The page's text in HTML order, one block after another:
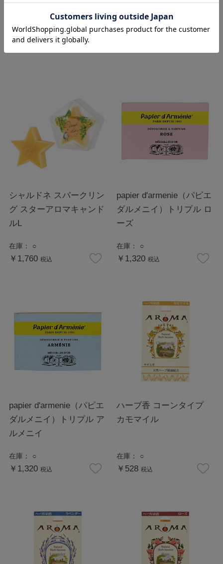
ホワイトムスク
在庫： ○
キャンドルL
在庫：
シャルドネ スパークリン
グ スターアロマキャンド
ルL
在庫： ○
￥1,760 税込
papier d'armenie（パピエ
ダルメニイ）トリプル ロ
ーズ
在庫： ○
￥1,320 税込
papier d'armenie（パピエ
ダルメニイ）トリプル ア
ルメニイ
在庫： ○
￥1,320 税込
ハーブ香 コーンタイプ
カモマイル
在庫： ○
￥528 税込